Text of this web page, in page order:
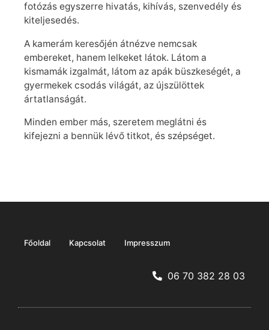
fotózás egyszerre hivatás, kihívás, szenvedély és
kiteljesedés.
A kamerám keresőjén átnézve nemcsak
embereket, hanem lelkeket látok. Látom a
kismamák izgalmát, látom az apák büszkeségét, a
gyermekek csodás világát, az újszülöttek
ártatlanságát.
Minden ember más, szeretem meglátni és
kifejezni a bennük lévő titkot, és szépséget.
Főoldal Kapcsolat Impresszum
06 70 382 28 03